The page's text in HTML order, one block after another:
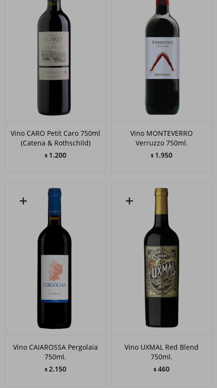
Vino CARO Petit Caro 750ml
(Catena & Rothschild)
$ 1.200
Vino MONTEVERRO
Verruzzo 750ml.
$ 1.950
Vino CAIAROSSA Pergolaia
750ml.
$ 2.150
Vino UXMAL Red Blend
750ml.
$ 460